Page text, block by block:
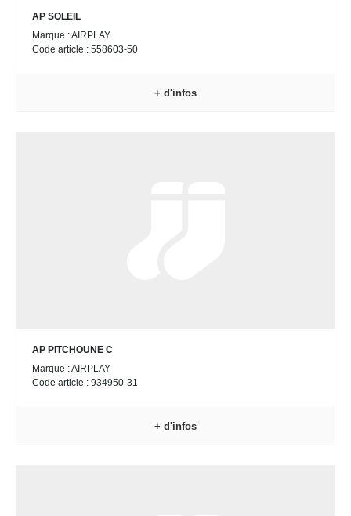
AP SOLEIL
Marque : AIRPLAY
Code article : 558603-50
+ d'infos
AP PITCHOUNE C
Marque : AIRPLAY
Code article : 934950-31
+ d'infos